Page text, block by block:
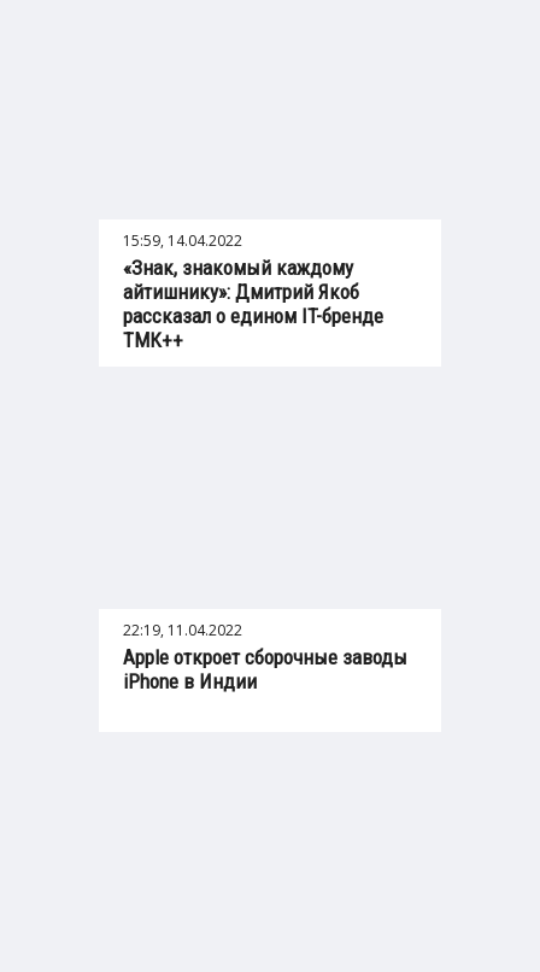
15:59, 14.04.2022
«Знак, знакомый каждому
айтишнику»: Дмитрий Якоб
рассказал о едином IT-бренде
ТМК++
22:19, 11.04.2022
Apple откроет сборочные заводы
iPhone в Индии